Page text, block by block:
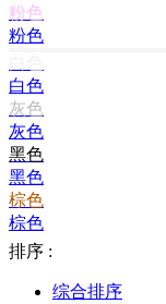
粉色
粉色
白色
灰色
灰色
黑色
黑色
棕色
棕色
排序 :
综合排序